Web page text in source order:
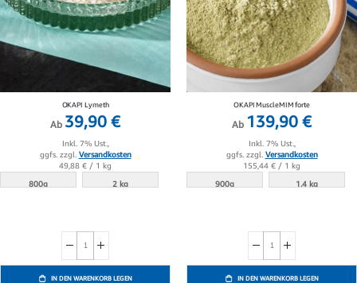
OKAPI Lymeth
Ab 39,90 €
Inkl. 7% Ust.,
ggfs. zzgl. Versandkosten
49,88 € / 1 kg
800g
2 kg
IN DEN WARENKORB LEGEN
OKAPI MuscleMIM forte
Ab 139,90 €
Inkl. 7% Ust.,
ggfs. zzgl. Versandkosten
155,44 € / 1 kg
900g
1.4 kg
IN DEN WARENKORB LEGEN